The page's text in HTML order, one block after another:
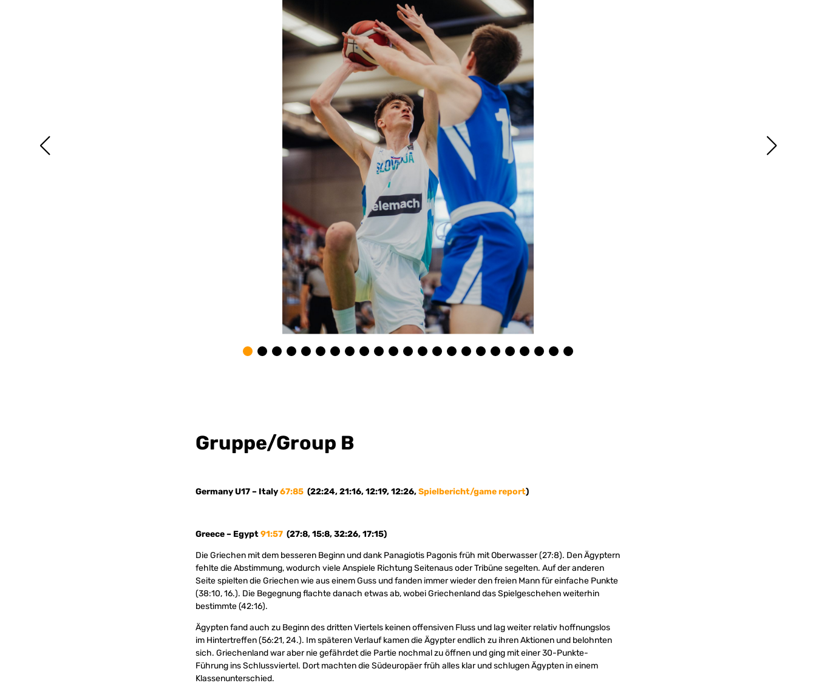
Gruppe/Group B
Germany U17 – Italy67:85 (22:24, 21:16, 12:19, 12:26,Spielbericht/game report)
Greece – Egypt91:57 (27:8, 15:8, 32:26, 17:15)
Die Griechen mit dem besseren Beginn und dank Panagiotis Pagonis früh mit Oberwasser (27:8). Den Ägyptern
fehlte die Abstimmung, wodurch viele Anspiele Richtung Seitenaus oder Tribüne segelten. Auf der anderen
Seite spielten die Griechen wie aus einem Guss und fanden immer wieder den freien Mann für einfache Punkte
(38:10, 16.). Die Begegnung flachte danach etwas ab, wobei Griechenland das Spielgeschehen weiterhin
bestimmte (42:16).
Ägypten fand auch zu Beginn des dritten Viertels keinen offensiven Fluss und lag weiter relativ hoffnungslos
im Hintertreffen (56:21, 24.). Im späteren Verlauf kamen die Ägypter endlich zu ihren Aktionen und belohnten
sich. Griechenland war aber nie gefährdet die Partie nochmal zu öffnen und ging mit einer 30-Punkte-
Führung ins Schlussviertel. Dort machten die Südeuropäer früh alles klar und schlugen Ägypten in einem
Klassenunterschied.